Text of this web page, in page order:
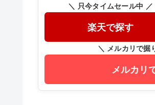
＼ 只今タイムセール中 ／
楽天で探す
＼ メルカリで掘
メルカリ